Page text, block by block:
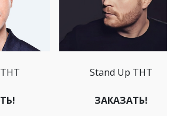
Stand Up ТНТ
ЗАКАЗАТЬ!